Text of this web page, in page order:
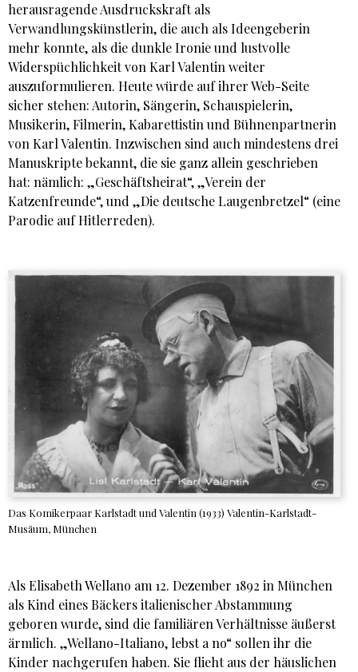
herausragende Ausdruckskraft als
Verwandlungskünstlerin, die auch als Ideengeberin
mehr konnte, als die dunkle Ironie und lustvolle
Widerspüchlichkeit von Karl Valentin weiter
auszuformulieren. Heute würde auf ihrer Web-Seite
sicher stehen: Autorin, Sängerin, Schauspielerin,
Musikerin, Filmerin, Kabarettistin und Bühnenpartnerin
von Karl Valentin. Inzwischen sind auch mindestens drei
Manuskripte bekannt, die sie ganz allein geschrieben
hat: nämlich: „Geschäftsheirat“, „Verein der
Katzenfreunde“, und „Die deutsche Laugenbretzel“ (eine
Parodie auf Hitlerreden).
Das Komikerpaar Karlstadt und Valentin (1933) Valentin-Karlstadt-
Musäum, München
Als Elisabeth Wellano am 12. Dezember 1892 in München
als Kind eines Bäckers italienischer Abstammung
geboren wurde, sind die familiären Verhältnisse äußerst
ärmlich. „Wellano-Italiano, lebst a no“ sollen ihr die
Kinder nachgerufen haben. Sie flieht aus der häuslichen